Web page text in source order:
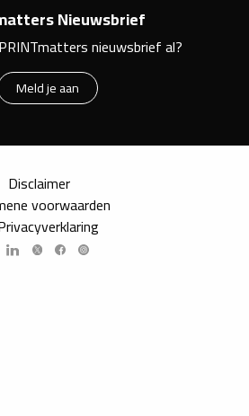
Nieuwsbrief
nieuwsbrief al?
Meld je aan
Disclaimer
voorwaarden